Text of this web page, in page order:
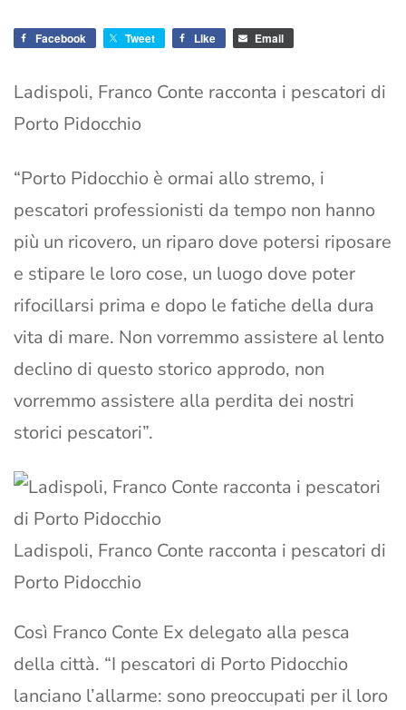
Facebook Tweet Like Email
Ladispoli, Franco Conte racconta i pescatori di
Porto Pidocchio
“Porto Pidocchio è ormai allo stremo, i
pescatori professionisti da tempo non hanno
più un ricovero, un riparo dove potersi riposare
e stipare le loro cose, un luogo dove poter
rifocillarsi prima e dopo le fatiche della dura
vita di mare. Non vorremmo assistere al lento
declino di questo storico approdo, non
vorremmo assistere alla perdita dei nostri
storici pescatori”.
Ladispoli, Franco Conte racconta i pescatori di
Porto Pidocchio
Così Franco Conte Ex delegato alla pesca
della città. “I pescatori di Porto Pidocchio
lanciano l’allarme: sono preoccupati per il loro